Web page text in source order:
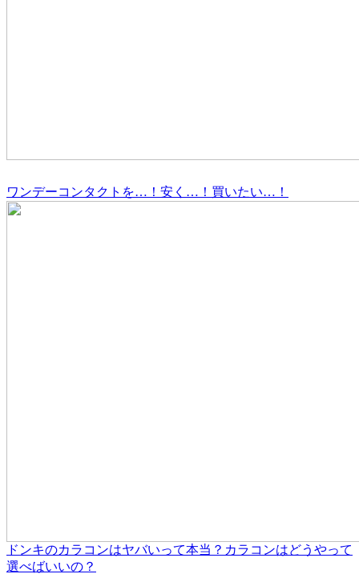
ワンデーコンタクトを…！安く…！買いたい…！
ドンキのカラコンはヤバいって本当？カラコンはどうやって
選べばいいの？